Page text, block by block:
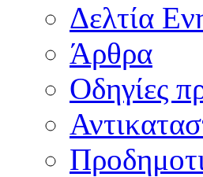
Δελτία
Άρθρα
Οδηγίες